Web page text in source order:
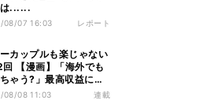
......
08/07 16:03 レポート
カップルも楽じゃない
【漫画】「海外でも
ゃう?」最高収益に喜
、直後に届いた“通知
08/08 11:03 連載